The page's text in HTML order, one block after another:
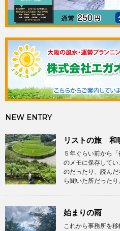
NEW ENTRY
リストの旅 和
５年ぐらい前から
のメモに保存して
のだったり、読ん
ら聞いた所だった
始まりの雨
これから事務所を